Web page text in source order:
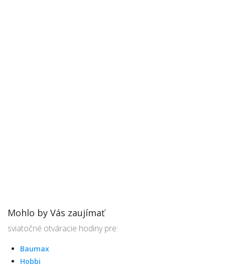
Mohlo by Vás zaujímať
sviatočné otváracie hodiny pre:
Baumax
Hobbi